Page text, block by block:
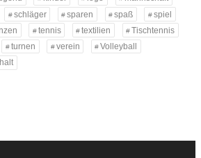
schläger sparen spaß
spiel
tennis textilien
Tischtennis
turnen verein
Volleyball